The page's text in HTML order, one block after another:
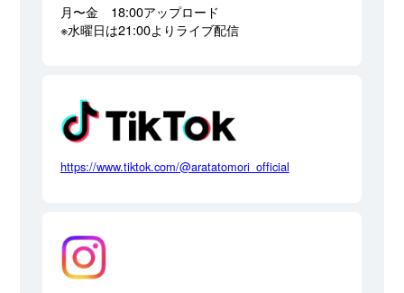
月〜金 18:00アップロード
※水曜日は21:00よりライブ配信
https://www.tiktok.com/@aratatomori_official